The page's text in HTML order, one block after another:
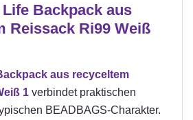
Backpack aus
Reissack Ri99 Weiß
aus recyceltem
1 verbindet praktischen
BEADBAGS-Charakter.